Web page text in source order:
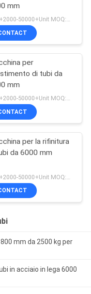
mm
per
di tubi da
mm
per la rifinitura
da 6000 mm
mm da 2500 kg per
in acciaio in lega 6000